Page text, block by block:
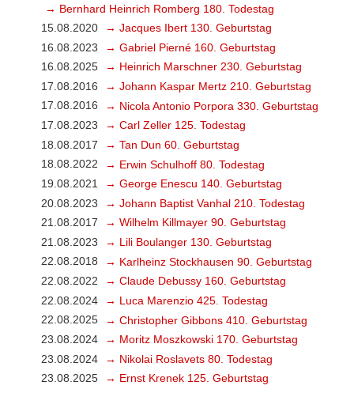
→ Bernhard Heinrich Romberg 180. Todestag
15.08.2020
→ Jacques Ibert 130. Geburtstag
16.08.2023
→ Gabriel Pierné 160. Geburtstag
16.08.2025
→ Heinrich Marschner 230. Geburtstag
17.08.2016
→ Johann Kaspar Mertz 210. Geburtstag
17.08.2016
→ Nicola Antonio Porpora 330. Geburtstag
17.08.2023
→ Carl Zeller 125. Todestag
18.08.2017
→ Tan Dun 60. Geburtstag
18.08.2022
→ Erwin Schulhoff 80. Todestag
19.08.2021
→ George Enescu 140. Geburtstag
20.08.2023
→ Johann Baptist Vanhal 210. Todestag
21.08.2017
→ Wilhelm Killmayer 90. Geburtstag
21.08.2023
→ Lili Boulanger 130. Geburtstag
22.08.2018
→ Karlheinz Stockhausen 90. Geburtstag
22.08.2022
→ Claude Debussy 160. Geburtstag
22.08.2024
→ Luca Marenzio 425. Todestag
22.08.2025
→ Christopher Gibbons 410. Geburtstag
23.08.2024
→ Moritz Moszkowski 170. Geburtstag
23.08.2024
→ Nikolai Roslavets 80. Todestag
23.08.2025
→ Ernst Krenek 125. Geburtstag